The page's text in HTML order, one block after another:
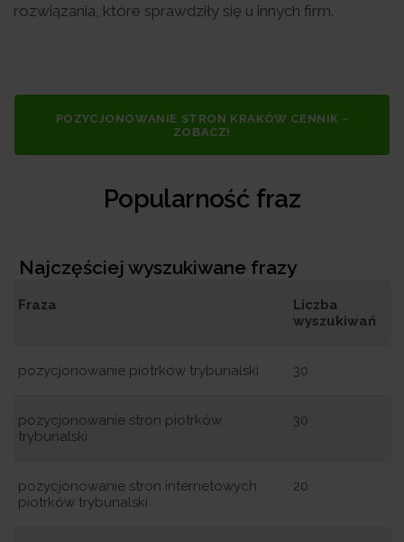
rozwiązania, które sprawdziły się u innych firm.
POZYCJONOWANIE STRON KRAKÓW CENNIK -
ZOBACZ!
Popularność fraz
Najczęściej wyszukiwane frazy
Fraza
Liczba
wyszukiwań
pozycjonowanie piotrków trybunalski 30
pozycjonowanie stron piotrków
trybunalski
30
pozycjonowanie stron internetowych
piotrków trybunalski
20